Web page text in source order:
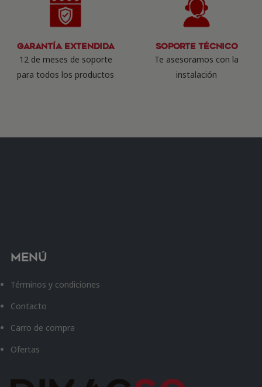
Garantía Extendida
12 de meses de soporte
para todos los productos
Soporte Técnico
Te asesoramos con la
instalación
Menú
Términos y condiciones
Contacto
Carro de compra
Ofertas